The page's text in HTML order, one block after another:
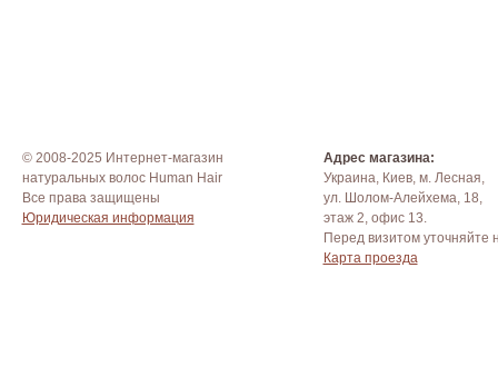
© 2008-2025 Интернет-магазин
натуральных волос Human Hair
Все права защищены
Юридическая информация
Адрес магазина:
Украина, Киев, м. Лесная,
ул. Шолом-Алейхема, 18,
этаж 2, офис 13.
Перед визитом уточняйте
Карта проезда